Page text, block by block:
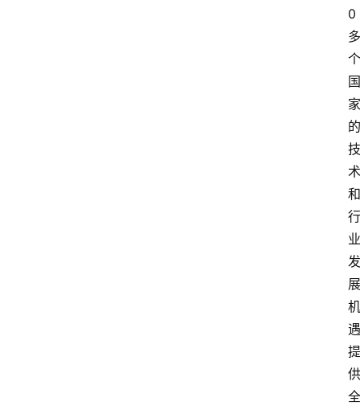
0
多
个
国
家
的
技
术
和
行
业
发
展
机
遇
提
供
全